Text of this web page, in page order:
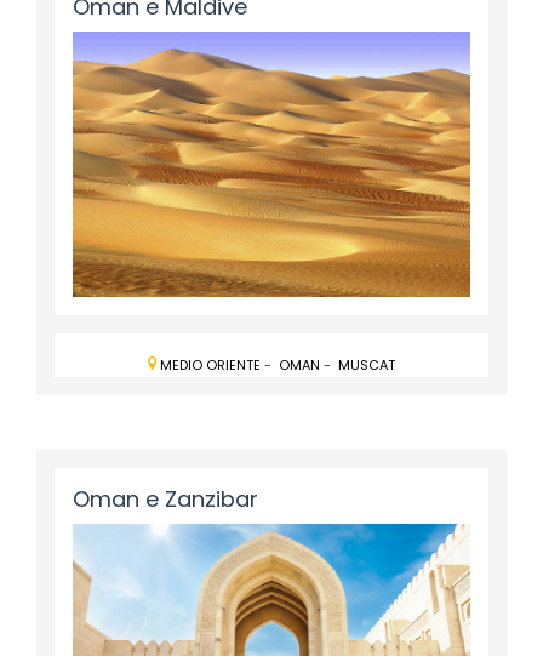
Oman e Maldive
MEDIO ORIENTE - OMAN - MUSCAT
Oman e Zanzibar